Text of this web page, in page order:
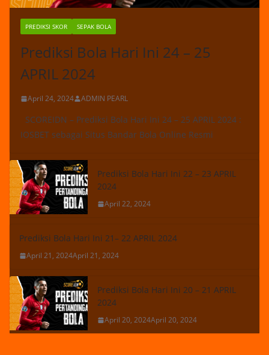
PREDIKSI SKOR SEPAK BOLA
Prediksi Bola Hari Ini 24 – 25
APRIL 2024
April 24, 2024 ADMIN PEARL
SCOREIDN – Prediksi Bola Hari Ini 24 – 25 APRIL 2024 :
IOSBET sebagai Situs Bandar Bola Online Resmi
Prediksi Bola Hari Ini 22 – 23 APRIL
2024
April 22, 2024
Prediksi Bola Hari Ini 21– 22 APRIL 2024
April 21, 2024April 21, 2024
Prediksi Bola Hari Ini 20 – 21 APRIL
2024
April 20, 2024April 20, 2024